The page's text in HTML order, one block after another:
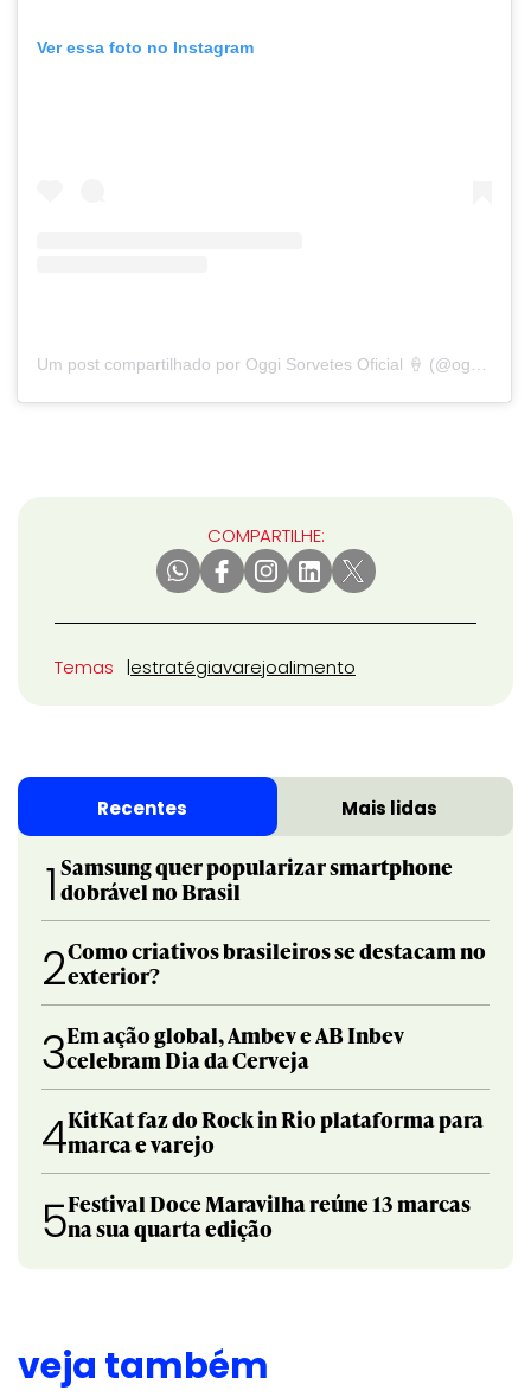
Ver essa foto no Instagram
COMPARTILHE:
Temas estratégiavarejoalimento
Recentes Mais lidas
1 Samsung quer popularizar smartphone
dobrável no Brasil
2Como criativos brasileiros se destacam no
exterior?
3Em ação global, Ambev e AB Inbev
celebram Dia da Cerveja
4KitKat faz do Rock in Rio plataforma para
marca e varejo
5Festival Doce Maravilha reúne 13 marcas
na sua quarta edição
veja também